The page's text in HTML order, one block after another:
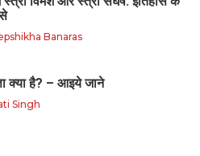
Banaras
क्या है? – आइये जाने
Singh